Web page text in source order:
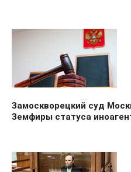
Замоскворецкий суд
Земфиры статуса